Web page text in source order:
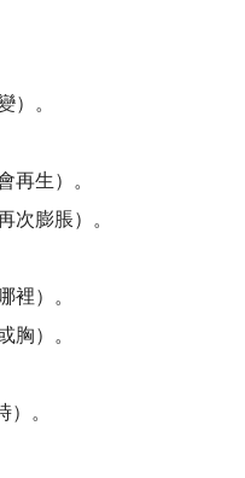
）。
再生）。
次膨脹）。
裡）。
胸）。
。